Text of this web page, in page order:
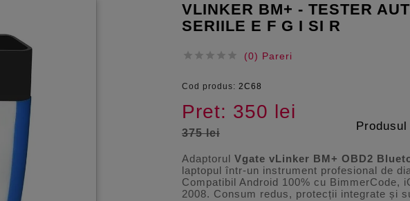
VLINKER BM+ - TESTER
SERIILE E F G I SI R
     (0) Pareri
Cod produs: 2C68
Pret: 350 lei
375 lei
Adaptorul Vgate vLinker BM+ OBD2
laptopul într-un instrument profesional de
Compatibil Android 100% cu BimmerCode,
2008. Consum redus, protecții integrate și